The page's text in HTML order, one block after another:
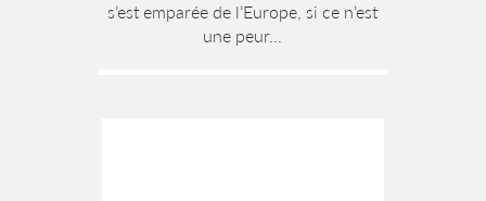
s’est emparée de l’Europe, si ce n’est
une peur...